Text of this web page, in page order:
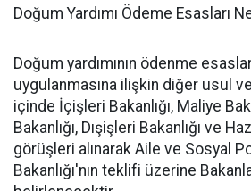
Doğum Yardımı Ödeme Esasları
Doğum yardımının ödenme
uygulanmasına ilişkin diğer usul
içinde İçişleri Bakanlığı, Maliye
Bakanlığı, Dışişleri Bakanlığı ve
görüşleri alınarak Aile ve Sosyal
Bakanlığı'nın teklifi üzerine